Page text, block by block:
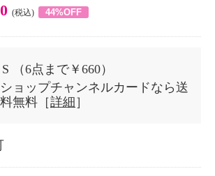
(税込) 44%OFF
（6点まで￥660）
ショップチャンネルカードなら送
料無料［詳細 ］